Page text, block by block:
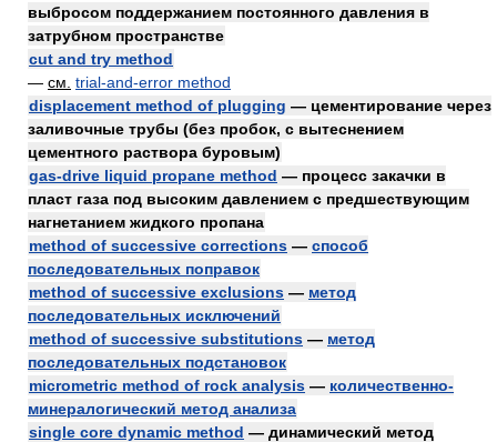
выбросом поддержанием постоянного давления в
затрубном пространстве
cut and try method
— см. trial-and-error method
displacement method of plugging — цементирование через
заливочные трубы (без пробок, с вытеснением
цементного раствора буровым)
gas-drive liquid propane method — процесс закачки в
пласт газа под высоким давлением с предшествующим
нагнетанием жидкого пропана
method of successive corrections — способ
последовательных поправок
method of successive exclusions — метод
последовательных исключений
method of successive substitutions — метод
последовательных подстановок
micrometric method of rock analysis — количественно-
минералогический метод анализа
single core dynamic method — динамический метод